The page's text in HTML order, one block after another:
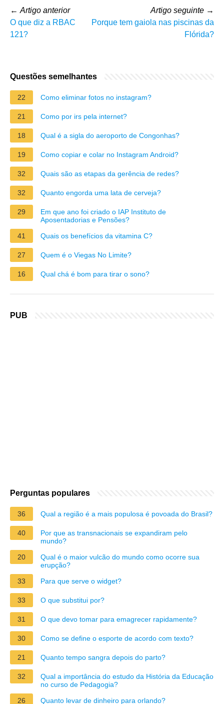
← Artigo anterior
O que diz a RBAC
121?
Artigo seguinte →
Porque tem gaiola nas piscinas da
Flórida?
Questões semelhantes
22 Como eliminar fotos no instagram?
21 Como por irs pela internet?
18 Qual é a sigla do aeroporto de Congonhas?
19 Como copiar e colar no Instagram Android?
32 Quais são as etapas da gerência de redes?
32 Quanto engorda uma lata de cerveja?
29
Em que ano foi criado o IAP Instituto de
Aposentadorias e Pensões?
41
Quais os benefícios da vitamina C?
27 Quem é o Viegas No Limite?
16 Qual chá é bom para tirar o sono?
PUB
Perguntas populares
36 Qual a região é a mais populosa é povoada do Brasil?
40
Por que as transnacionais se expandiram pelo
mundo?
20
Qual é o maior vulcão do mundo como ocorre sua
erupção?
33
Para que serve o widget?
33 O que substitui por?
31 O que devo tomar para emagrecer rapidamente?
30 Como se define o esporte de acordo com texto?
21 Quanto tempo sangra depois do parto?
32
Qual a importância do estudo da História da Educação
no curso de Pedagogia?
26
Quanto levar de dinheiro para orlando?